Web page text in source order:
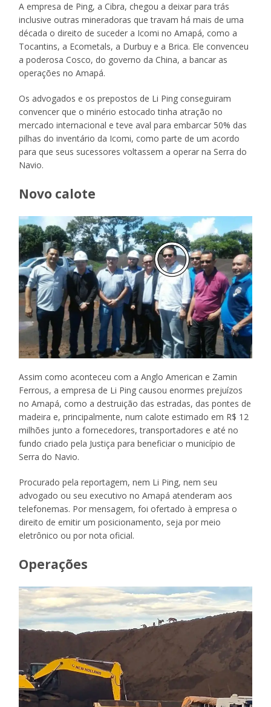
A empresa de Ping, a Cibra, chegou a deixar para trás
inclusive outras mineradoras que travam há mais de uma
década o direito de suceder a Icomi no Amapá, como a
Tocantins, a Ecometals, a Durbuy e a Brica. Ele convenceu
a poderosa Cosco, do governo da China, a bancar as
operações no Amapá.
Os advogados e os prepostos de Li Ping conseguiram
convencer que o minério estocado tinha atração no
mercado internacional e teve aval para embarcar 50% das
pilhas do inventário da Icomi, como parte de um acordo
para que seus sucessores voltassem a operar na Serra do
Navio.
Novo calote
Assim como aconteceu com a Anglo American e Zamin
Ferrous, a empresa de Li Ping causou enormes prejuízos
no Amapá, como a destruição das estradas, das pontes de
madeira e, principalmente, num calote estimado em R$ 12
milhões junto a fornecedores, transportadores e até no
fundo criado pela Justiça para beneficiar o município de
Serra do Navio.
Procurado pela reportagem, nem Li Ping, nem seu
advogado ou seu executivo no Amapá atenderam aos
telefonemas. Por mensagem, foi ofertado à empresa o
direito de emitir um posicionamento, seja por meio
eletrônico ou por nota oficial.
Operações